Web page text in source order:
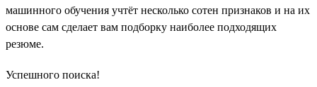
машинного обучения учтёт несколько сотен признаков и на их
основе сам сделает вам подборку наиболее подходящих
резюме.
Успешного поиска!